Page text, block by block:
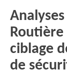
ciblage
de